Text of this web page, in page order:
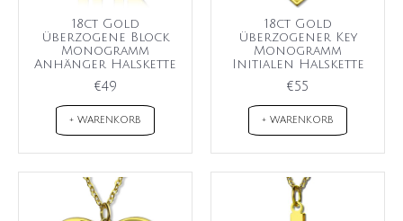
18ct Gold
überzogene Block
Monogramm
Anhänger Halskette
€49
+ WARENKORB
18ct Gold
überzogener Key
Monogramm
Initialen Halskette
€55
+ WARENKORB